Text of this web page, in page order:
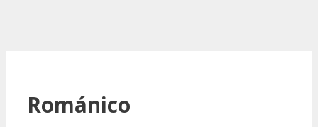
Románico